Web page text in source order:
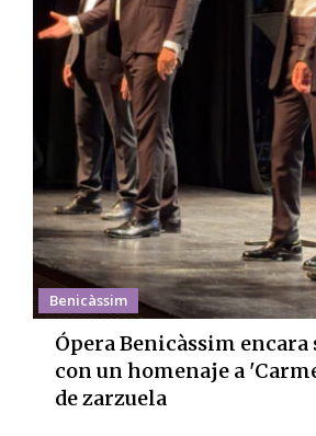
Benicàssim
Ópera Benicàssim
con un homenaje a
de zarzuela